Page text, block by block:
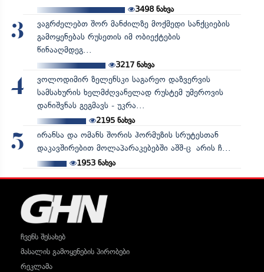
3498ნახვა
3
ვაგრძელებთ შორ მანძილზე მოქმედი სანქციების
გამოყენებას რუსეთის იმ ობიექტების
წინააღმდეგ...
3217ნახვა
4
ვოლოდიმირ ზელენსკი საგარეო დაზვერვის
სამსახურის ხელმძღვანელად რუსტემ უმეროვის
დანიშვნას გეგმავს - უკრა...
2195ნახვა
5
ირანსა და ომანს შორის ჰორმუზის სრუტესთან
დაკავშირებით მოლაპარაკებებში აშშ-ც არის ჩ...
1953ნახვა
ჩვენს შესახებ
მასალის გამოყენების პირობები
რეკლამა